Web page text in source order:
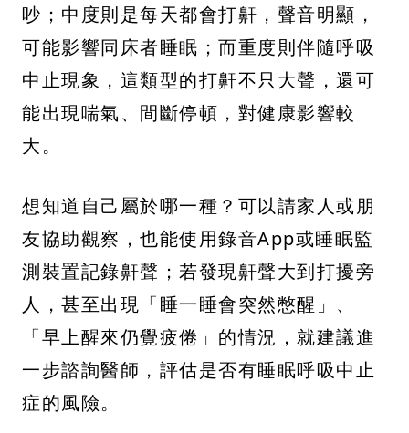
吵；中度則是每天都會打鼾，聲音明顯，
可能影響同床者睡眠；而重度則伴隨呼吸
中止現象，這類型的打鼾不只大聲，還可
能出現喘氣、間斷停頓，對健康影響較
大。
想知道自己屬於哪一種？可以請家人或朋
友協助觀察，也能使用錄音App或睡眠監
測裝置記錄鼾聲；若發現鼾聲大到打擾旁
人，甚至出現「睡一睡會突然憋醒」、
「早上醒來仍覺疲倦」的情況，就建議進
一步諮詢醫師，評估是否有睡眠呼吸中止
症的風險。